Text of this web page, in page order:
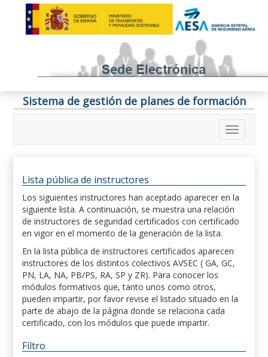
Sistema de gestión de planes de formación
Lista pública de instructores
Los siguientes instructores han aceptado aparecer en la
siguiente lista. A continuación, se muestra una relación
de instructores de seguridad certificados con certificado
en vigor en el momento de la generación de la lista.
En la lista pública de instructores certificados aparecen
instructores de los distintos colectivos AVSEC ( GA, GC,
PN, LA, NA, PB/PS, RA, SP y ZR). Para conocer los
módulos formativos que, tanto unos como otros,
pueden impartir, por favor revise el listado situado en la
parte de abajo de la página donde se relaciona cada
certificado, con los módulos que puede impartir.
Filtro